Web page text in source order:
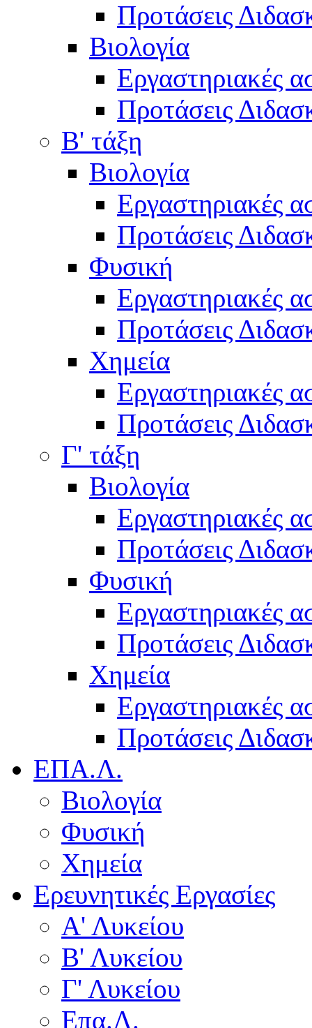
Προτάσεις
Βιολογία
Εργαστηριακές
Προτάσεις
Β' τάξη
Βιολογία
Εργαστηριακές
Προτάσεις
Φυσική
Εργαστηριακές
Προτάσεις
Χημεία
Εργαστηριακές
Προτάσεις
Γ' τάξη
Βιολογία
Εργαστηριακές
Προτάσεις
Φυσική
Εργαστηριακές
Προτάσεις
Χημεία
Εργαστηριακές
Προτάσεις
ΕΠΑ.Λ.
Βιολογία
Φυσική
Χημεία
Ερευνητικές Εργασίες
Α' Λυκείου
Β' Λυκείου
Γ' Λυκείου
Επα.Λ.